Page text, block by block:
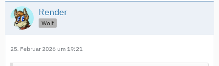
Render
Wolf
25. Februar 2026 um 19:21